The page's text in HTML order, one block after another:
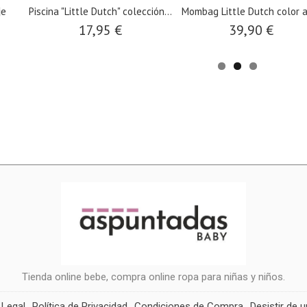
Dutch color azul Gafas de sol redondas Little Cubo de
Tienda online bebe, compra online ropa para niñas y niños.